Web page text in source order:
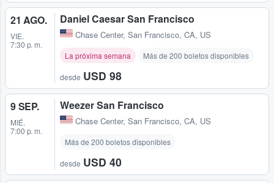
21 AGO.
VIE.
7:30 p. m.
Daniel Caesar San Francisco
Chase Center, San Francisco, CA, US
La próxima semana Más de 200 boletos disponibles
desde USD 98
9 SEP.
MIÉ.
7:00 p. m.
Weezer San Francisco
Chase Center, San Francisco, CA, US
Más de 200 boletos disponibles
desde USD 40